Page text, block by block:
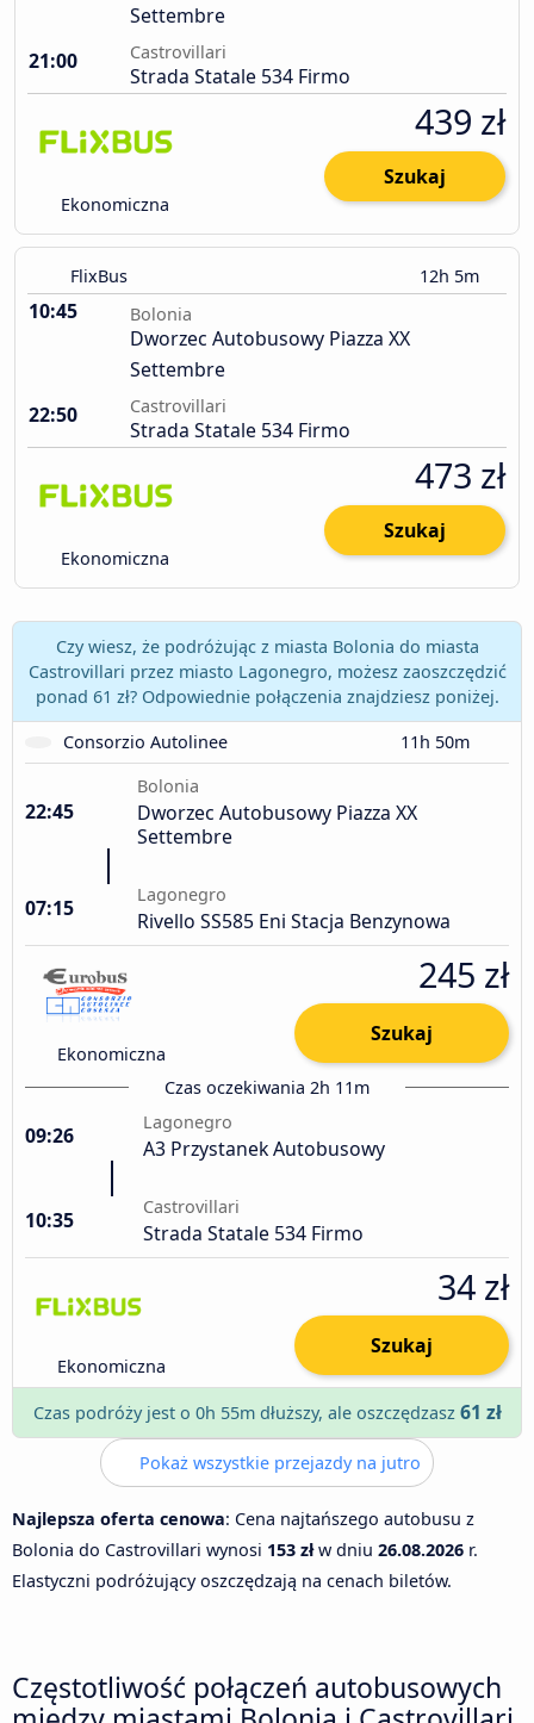
Settembre
21:00
Castrovillari
Strada Statale 534 Firmo
Ekonomiczna
439 zł
Szukaj
FlixBus 12h 5m
10:45 Bolonia
Dworzec Autobusowy Piazza XX
Settembre
22:50
Castrovillari
Strada Statale 534 Firmo
Ekonomiczna
473 zł
Szukaj
Czy wiesz, że podróżując z miasta Bolonia do miasta
Castrovillari przez miasto Lagonegro, możesz zaoszczędzić
ponad 61 zł? Odpowiednie połączenia znajdziesz poniżej.
Consorzio Autolinee
11h 50m
22:45
Bolonia
Dworzec Autobusowy Piazza XX
Settembre
07:15
Lagonegro
Rivello SS585 Eni Stacja Benzynowa
Ekonomiczna
245 zł
Szukaj
Czas oczekiwania 2h 11m
09:26
Lagonegro
A3 Przystanek Autobusowy
10:35
Castrovillari
Strada Statale 534 Firmo
Ekonomiczna
34 zł
Szukaj
Czas podróży jest o 0h 55m dłuższy, ale oszczędzasz 61 zł
Pokaż wszystkie przejazdy na jutro
Najlepsza oferta cenowa: Cena najtańszego autobusu z
Bolonia do Castrovillari wynosi 153 złw dniu 26.08.2026 r.
Elastyczni podróżujący oszczędzają na cenach biletów.
Częstotliwość połączeń autobusowych